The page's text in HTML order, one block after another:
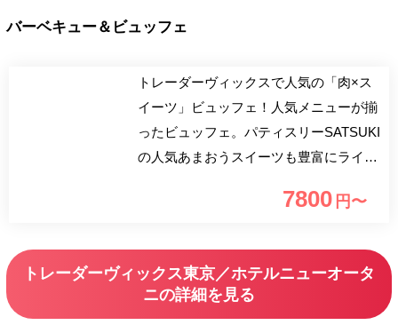
バーベキュー＆ビュッフェ
トレーダーヴィックスで人気の「肉×ス
イーツ」ビュッフェ！人気メニューが揃
ったビュッフェ。パティスリーSATSUKI
の人気あまおうスイーツも豊富にライン
ューをお楽しみください。7800 円〜
トレーダーヴィックス東京／ホテルニューオータ
ニの詳細を見る